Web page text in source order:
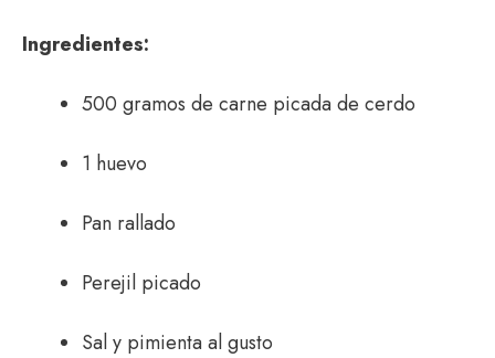
Ingredientes:
500 gramos de carne picada de cerdo
1 huevo
Pan rallado
Perejil picado
Sal y pimienta al gusto